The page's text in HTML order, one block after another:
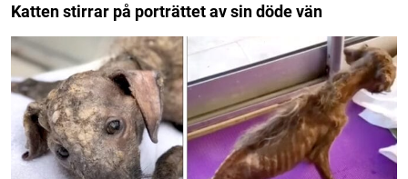
Katten stirrar på porträttet av sin döde vän